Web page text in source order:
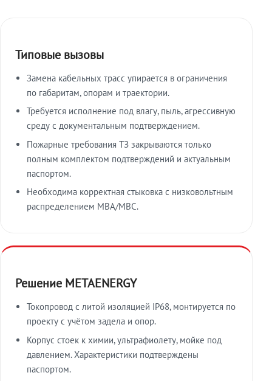
Типовые вызовы
Замена кабельных трасс упирается в ограничения
по габаритам, опорам и траектории.
Требуется исполнение под влагу, пыль, агрессивную
среду с документальным подтверждением.
Пожарные требования ТЗ закрываются только
полным комплектом подтверждений и актуальным
паспортом.
Необходима корректная стыковка с низковольтным
распределением МВА/МВС.
Решение METAENERGY
Токопровод с литой изоляцией IP68, монтируется по
проекту с учётом задела и опор.
Корпус стоек к химии, ультрафиолету, мойке под
давлением. Характеристики подтверждены
паспортом.